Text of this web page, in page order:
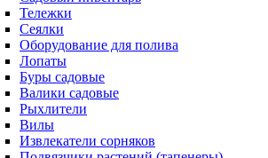
Тележки
Сеялки
Оборудование для полива
Лопаты
Буры садовые
Валики садовые
Рыхлители
Вилы
Извлекатели сорняков